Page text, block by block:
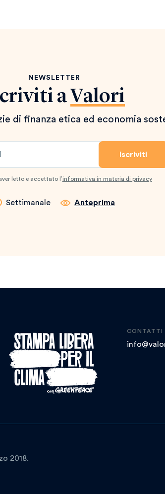
NEWSLETTER
a Valori
di finanza etica ed economia
letto e accettato l’informativa in materia di privacy
Settimanale Anteprima
CONTATTI
2018.